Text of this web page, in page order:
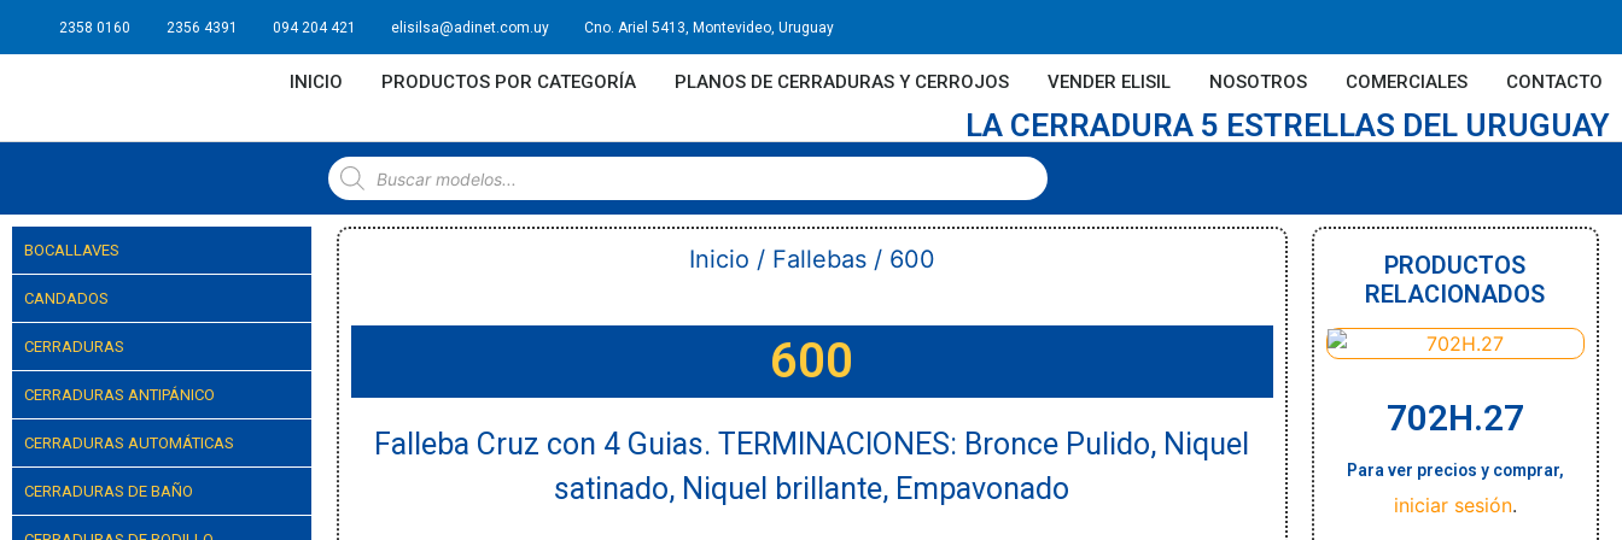
2358 0160 2356 4391 094 204 421 elisilsa@adinet.com.uy Cno. Ariel 5413, Montevideo, Uruguay
INICIO PRODUCTOS POR CATEGORÍA PLANOS DE CERRADURAS Y CERROJOS VENDER ELISIL NOSOTROS COMERCIALES CONTACTO
LA CERRADURA 5 ESTRELLAS DEL URUGUAY
BOCALLAVES
CANDADOS
CERRADURAS
CERRADURAS ANTIPÁNICO
CERRADURAS AUTOMÁTICAS
CERRADURAS DE BAÑO
Inicio / Fallebas/ 600
600
Falleba Cruz con 4 Guias. TERMINACIONES: Bronce Pulido, Niquel
satinado, Niquel brillante, Empavonado
PRODUCTOS
RELACIONADOS
702H.27
Para ver precios y comprar,
iniciar sesión.